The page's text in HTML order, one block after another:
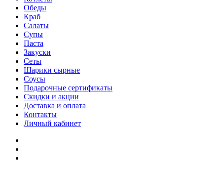
Обеды
Краб
Салаты
Супы
Паста
Закуски
Сеты
Шарики сырные
Соусы
Подарочные сертификаты
Скидки и акции
Доставка и оплата
Контакты
Личный кабинет